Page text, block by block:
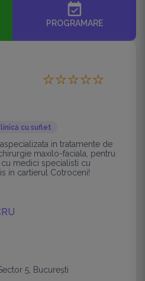
event_available
PROGRAMARE
cu suflet
in tratamente de
maxilo-faciala, pentru
medici specialisti cu
in cartierul Cotroceni!
5, București